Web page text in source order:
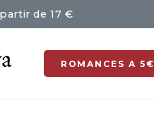
de 17 €
ROMANCES A 5€